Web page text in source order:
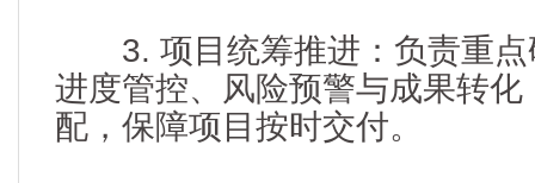
3. 项目统筹推进：负责重点
进度管控、风险预警与成果转
配，保障项目按时交付。